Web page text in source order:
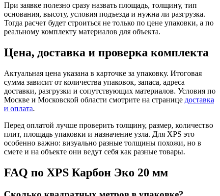
При заявке полезно сразу назвать площадь, толщину, тип
основания, высоту, условия подъезда и нужна ли разгрузка.
Тогда расчет будет строиться не только по цене упаковки, а по
реальному комплекту материалов для объекта.
Цена, доставка и проверка комплекта
Актуальная цена указана в карточке за упаковку. Итоговая
сумма зависит от количества упаковок, запаса, адреса
доставки, разгрузки и сопутствующих материалов. Условия по
Москве и Московской области смотрите на странице доставка
и оплата.
Перед оплатой лучше проверить толщину, размер, количество
плит, площадь упаковки и назначение узла. Для XPS это
особенно важно: визуально разные толщины похожи, но в
смете и на объекте они ведут себя как разные товары.
FAQ по XPS Карбон Эко 20 мм